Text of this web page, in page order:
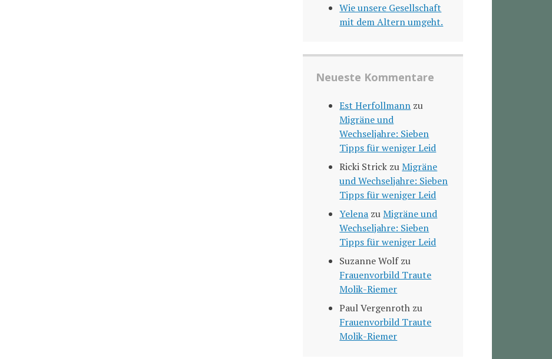
Wie unsere Gesellschaft
mit dem Altern umgeht.
Neueste Kommentare
Est Herfollmann zu
Migräne und
Wechseljahre: Sieben
Tipps für weniger Leid
Ricki Strick zuMigräne
und Wechseljahre: Sieben
Tipps für weniger Leid
Yelena zuMigräne und
Wechseljahre: Sieben
Tipps für weniger Leid
Suzanne Wolfzu
Frauenvorbild Traute
Molik-Riemer
Paul Vergenroth zu
Frauenvorbild Traute
Molik-Riemer